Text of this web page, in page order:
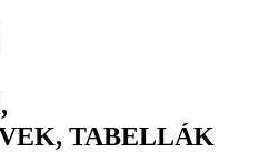
TABELLÁK